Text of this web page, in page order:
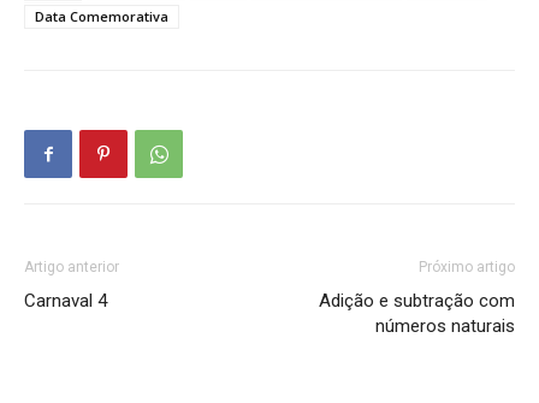
Data Comemorativa
Artigo anterior
Carnaval 4
Próximo artigo
Adição e subtração com
números naturais